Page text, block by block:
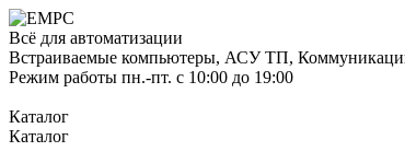
Всё для автоматизации
Встраиваемые компьютеры, АСУ ТП,
Режим работы пн.-пт. с 10:00 до 19:00
Каталог
Каталог